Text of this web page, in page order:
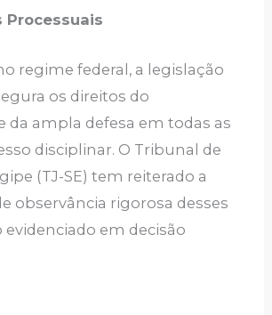
Processuais
regime federal, a legislação
os direitos do
da ampla defesa em todas as
disciplinar. O Tribunal de
(TJ-SE) tem reiterado a
observância rigorosa desses
evidenciado em decisão